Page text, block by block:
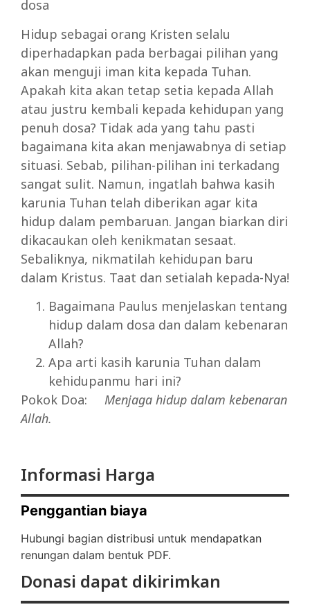
dosa
Hidup sebagai orang Kristen selalu
diperhadapkan pada berbagai pilihan yang
akan menguji iman kita kepada Tuhan.
Apakah kita akan tetap setia kepada Allah
atau justru kembali kepada kehidupan yang
penuh dosa? Tidak ada yang tahu pasti
bagaimana kita akan menjawabnya di setiap
situasi. Sebab, pilihan-pilihan ini terkadang
sangat sulit. Namun, ingatlah bahwa kasih
karunia Tuhan telah diberikan agar kita
hidup dalam pembaruan. Jangan biarkan diri
dikacaukan oleh kenikmatan sesaat.
Sebaliknya, nikmatilah kehidupan baru
dalam Kristus. Taat dan setialah kepada-Nya!
Bagaimana Paulus menjelaskan tentang
hidup dalam dosa dan dalam kebenaran
Allah?
Apa arti kasih karunia Tuhan dalam
kehidupanmu hari ini?
Pokok Doa: Menjaga hidup dalam kebenaran
Allah.
Informasi Harga
Penggantian biaya
Hubungi bagian distribusi untuk mendapatkan
renungan dalam bentuk PDF.
Donasi dapat dikirimkan